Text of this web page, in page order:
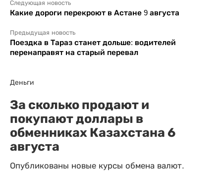
Следующая новость
Какие дороги перекроют в Астане 9 августа
Предыдущая новость
Поездка в Тараз станет дольше: водителей
перенаправят на старый перевал
Деньги
За сколько продают и
покупают доллары в
обменниках Казахстана 6
августа
Опубликованы новые курсы обмена валют.